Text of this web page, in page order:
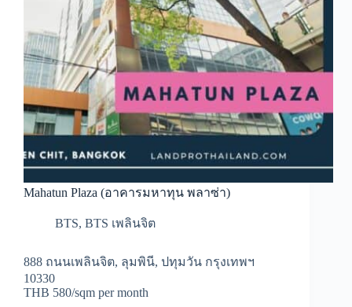
Mahatun Plaza (อาคารมหาทุน พลาซ่า)
BTS, BTS เพลินจิต
888 ถนนเพลินจิต, ลุมพินี, ปทุมวัน กรุงเทพฯ
10330
THB 580/sqm per month